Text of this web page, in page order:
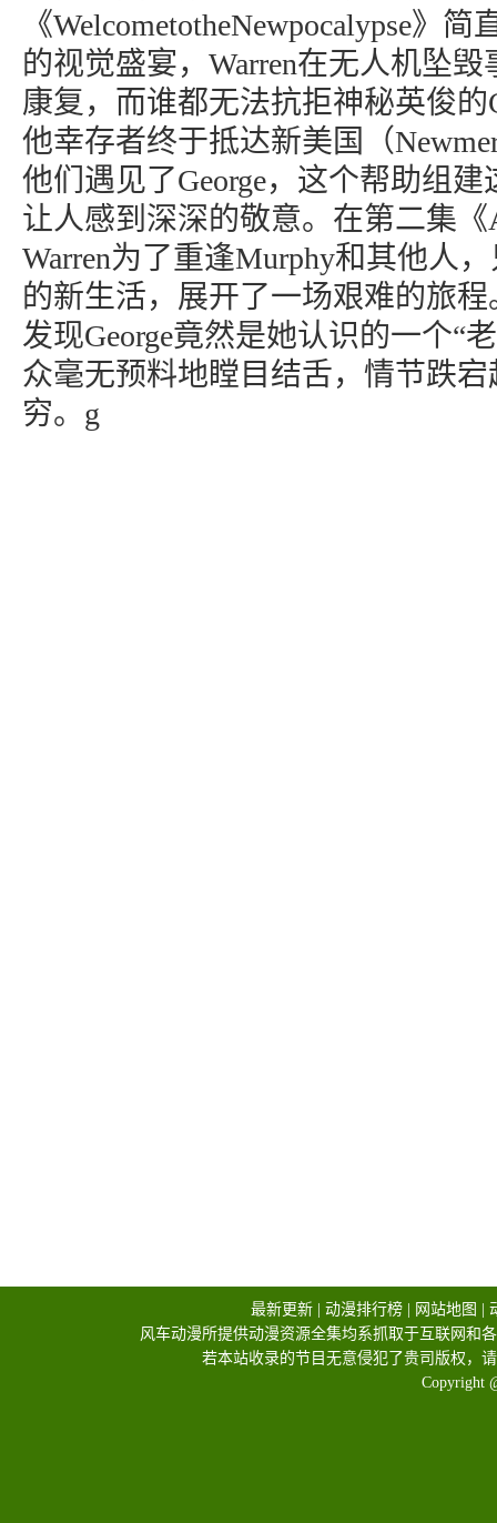
《WelcometotheNewpocalypse》
的视觉盛宴，Warren在无人机坠
康复，而谁都无法抗拒神秘英俊的
他幸存者终于抵达新美国（
他们遇见了George，这个帮助组
让人感到深深的敬意。在第二集
Warren为了重逢Murphy和其他人
的新生活，展开了一场艰难的旅
发现George竟然是她认识的一个“
众毫无预料地瞠目结舌，情节跌
穷。g
最新更新 动漫排行榜 网站地图
风车动漫所提供动漫资源全集均系抓取于互联网和
若本站收录的节目无意侵犯了贵司版权，
Copyright